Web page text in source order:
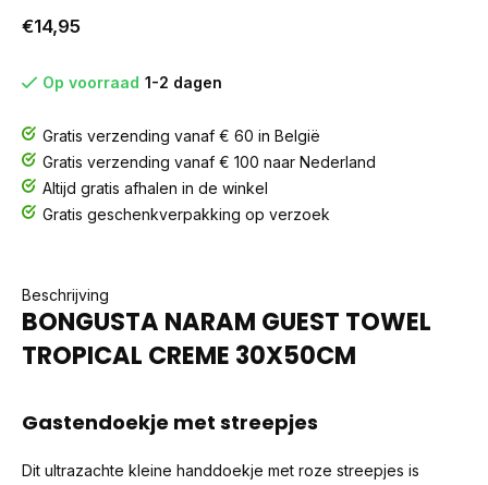
€14,95
Op voorraad 1-2 dagen
Gratis verzending vanaf € 60 in België
Gratis verzending vanaf € 100 naar Nederland
Altijd gratis afhalen in de winkel
Gratis geschenkverpakking op verzoek
Beschrijving
BONGUSTA NARAM GUEST TOWEL
TROPICAL CREME 30X50CM
Gastendoekje met streepjes
Dit ultrazachte kleine handdoekje met roze streepjes is